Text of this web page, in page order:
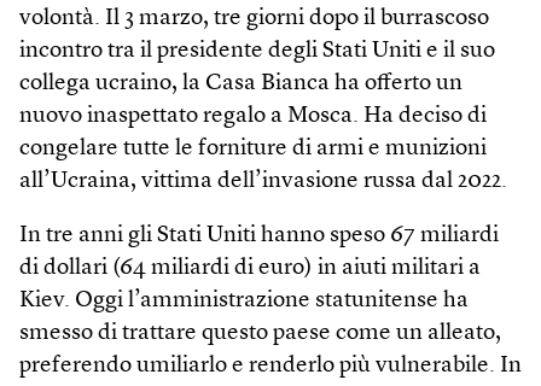
volontà. Il 3 marzo, tre giorni dopo il burrascoso
incontro tra il presidente degli Stati Uniti e il suo
collega ucraino, la Casa Bianca ha offerto un
nuovo inaspettato regalo a Mosca. Ha deciso di
congelare tutte le forniture di armi e munizioni
all’Ucraina, vittima dell’invasione russa dal 2022.
In tre anni gli Stati Uniti hanno speso 67 miliardi
di dollari (64 miliardi di euro) in aiuti militari a
Kiev. Oggi l’amministrazione statunitense ha
smesso di trattare questo paese come un alleato,
preferendo umiliarlo e renderlo più vulnerabile. In